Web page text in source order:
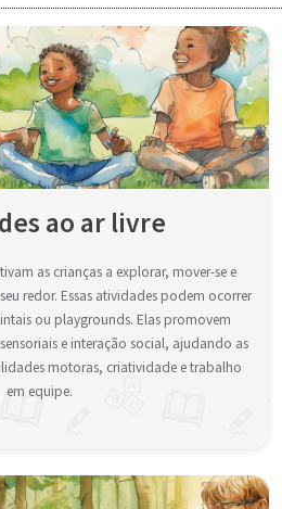
ao ar livre
as crianças a explorar, mover-se e
redor. Essas atividades podem ocorrer
ou playgrounds. Elas promovem
e interação social, ajudando as
motoras, criatividade e trabalho
em equipe.